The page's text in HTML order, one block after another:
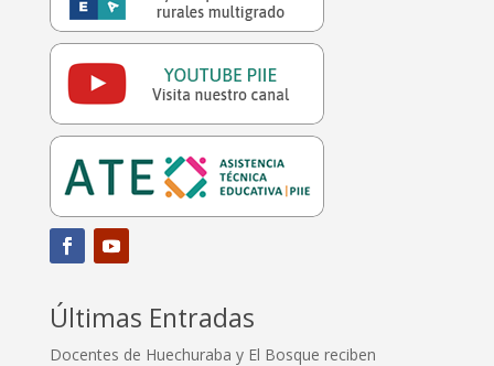
Últimas Entradas
Docentes de Huechuraba y El Bosque reciben